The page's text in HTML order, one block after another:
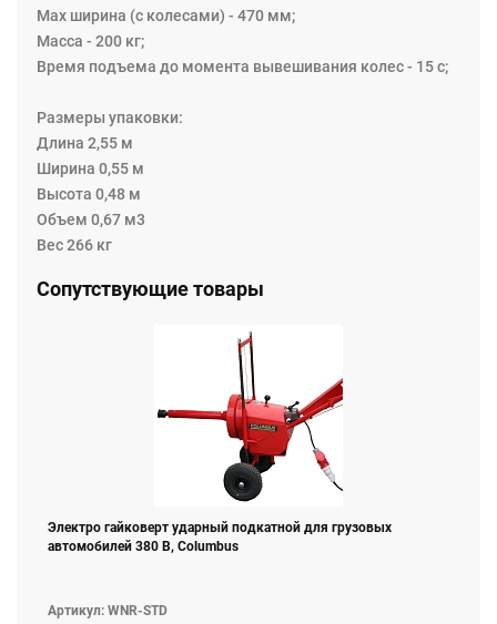
Max ширина (с колесами) - 470 мм;
Масса - 200 кг;
Время подъема до момента вывешивания колес - 15 с;
Размеры упаковки:
Длина 2,55 м
Ширина 0,55 м
Высота 0,48 м
Объем 0,67 м3
Вес 266 кг
Сопутствующие товары
Электро гайковерт ударный подкатной для грузовых
автомобилей 380 В, Columbus
Артикул: WNR-STD